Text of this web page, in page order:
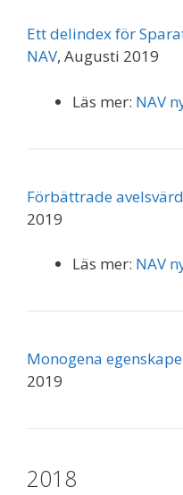
Ett delindex för
NAV, Augusti 2019
Läs mer: NAV
Förbättrade
2019
Läs mer: NAV
Monogena
2019
2018